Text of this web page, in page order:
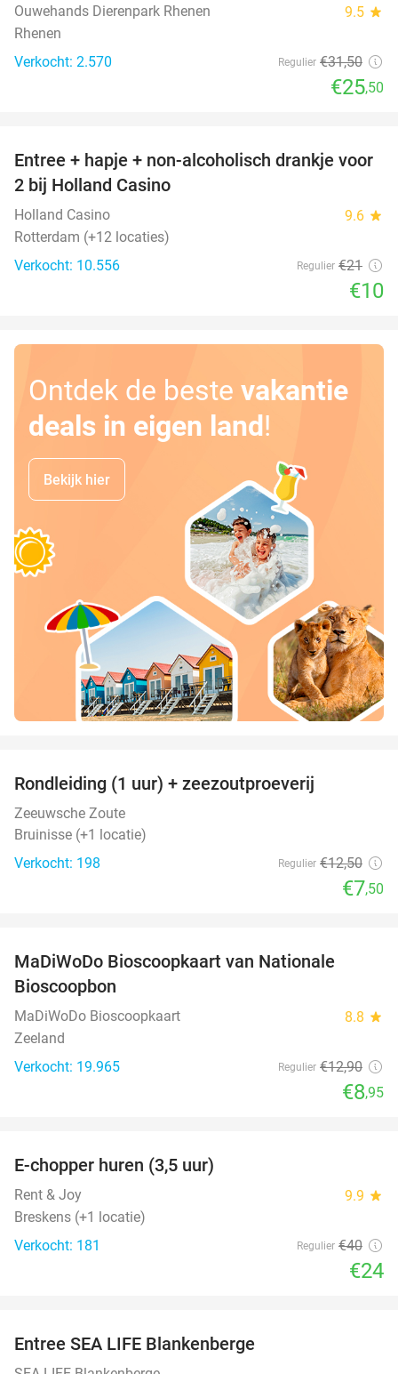
Ouwehands Dierenpark Rhenen 9.5 star
Rhenen
Verkocht: 2.570
Regulier €31,50
€25,50
52%
Entree + hapje + non-alcoholisch drankje voor
2 bij Holland Casino
Holland Casino 9.6 star
Rotterdam (+12 locaties)
Verkocht: 10.556
Regulier €21
€10
Ontdek de beste vakantie
deals in eigen land!
Bekijk hier
Rondleiding (1 uur) + zeezoutproeverij
Zeeuwsche Zoute
Bruinisse (+1 locatie)
Verkocht: 198
Regulier €12,50
€7,50
MaDiWoDo Bioscoopkaart van Nationale
Bioscoopbon
MaDiWoDo Bioscoopkaart 8.8 star
Zeeland
Verkocht: 19.965
Regulier €12,90
€8,95
E-chopper huren (3,5 uur)
Rent & Joy 9.9 star
Breskens (+1 locatie)
Verkocht: 181
Regulier €40
€24
Entree SEA LIFE Blankenberge